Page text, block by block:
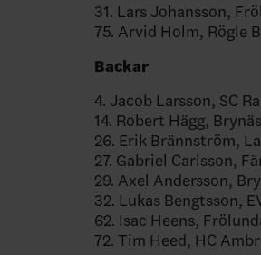
31. Lars Johansson,
75. Arvid Holm, Rögle
Backar
4. Jacob Larsson, SC
14. Robert Hägg,
26. Erik Brännström,
27. Gabriel Carlsson,
29. Axel Andersson,
32. Lukas Bengtsson,
62. Isac Heens,
72. Tim Heed, HC